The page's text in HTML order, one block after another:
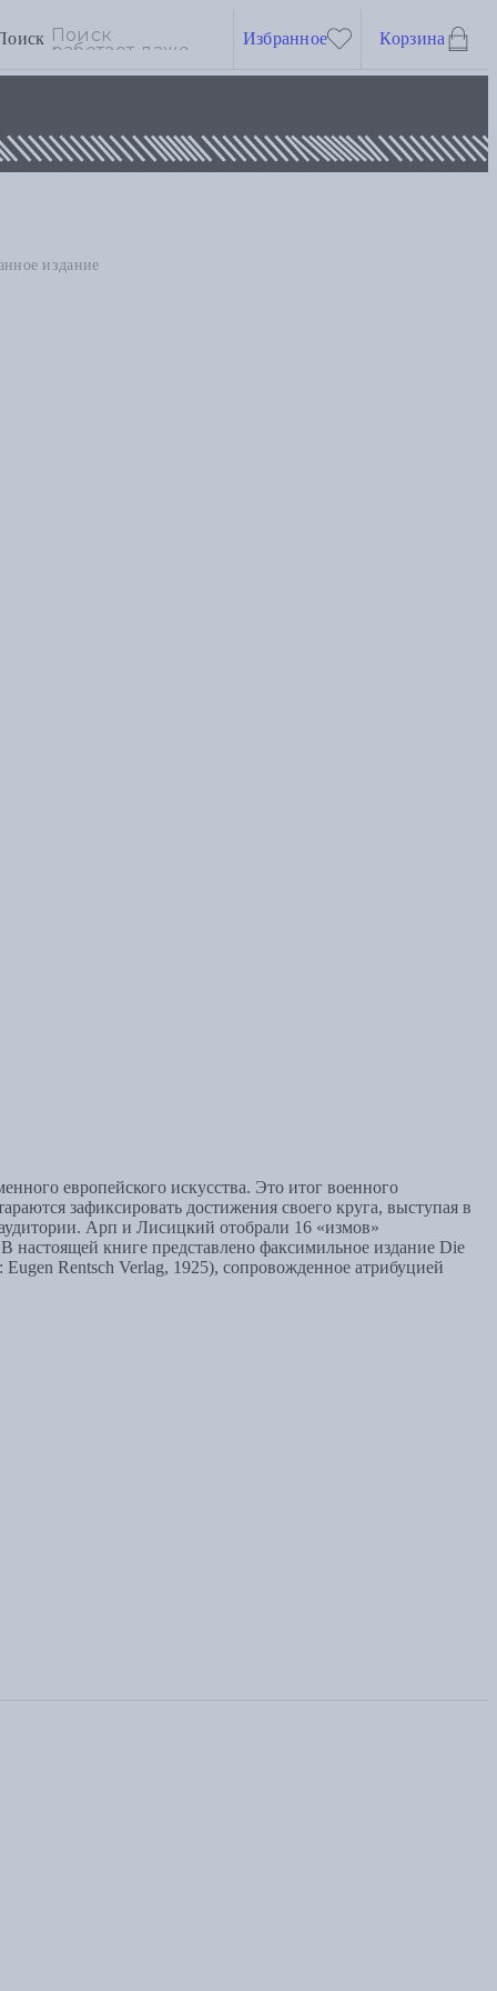
Избранное Корзина
издание
европейского искусства. Это итог военного
зафиксировать достижения своего круга, выступая в
Арп и Лисицкий отобрали 16 «измов»
книге представлено факсимильное издание Die
Rentsch Verlag, 1925), сопровожденное атрибуцией